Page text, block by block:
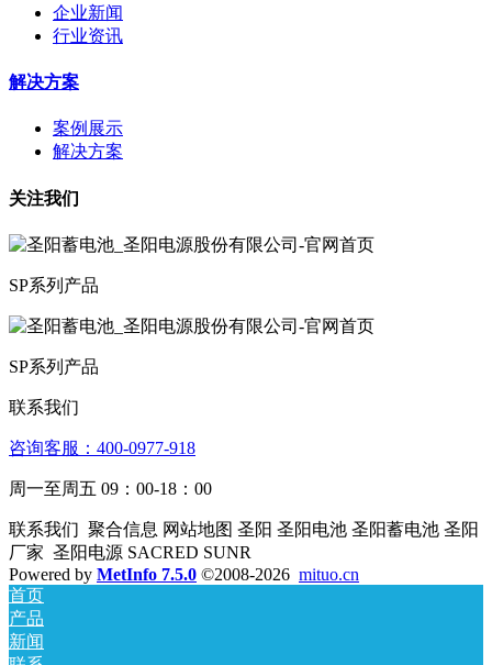
企业新闻
行业资讯
解决方案
案例展示
解决方案
关注我们
SP系列产品
SP系列产品
联系我们
咨询客服：4­00­­-09­77-­918
周一至周五 09：00-18：00
联系我们 聚合信息 网站地图 圣阳 圣阳电池 圣阳蓄电池 圣阳
厂家 圣阳电源 SACRED SUNR
Powered by MetInfo 7.5.0 ©2008-2026 mituo.cn
首页
产品
新闻